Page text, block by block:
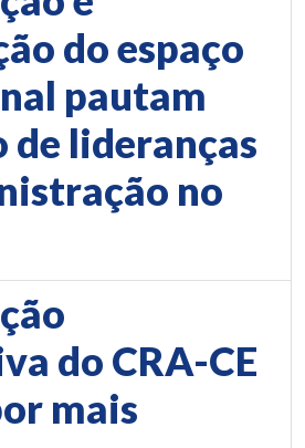
do espaço
pautam
lideranças
no
do CRA-CE
mais